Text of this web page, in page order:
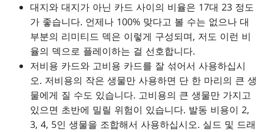
대지와 대지가 아닌 카드 사이의 비율은 17대 23 정도
가 좋습니다. 언제나 100% 맞다고 볼 수는 없으나 대
부분의 리미티드 덱은 이렇게 구성되며, 저도 이런 비
율의 덱으로 플레이하는 걸 선호합니다.
저비용 카드와 고비용 카드를 잘 섞어서 사용하십시
오. 저비용의 작은 생물만 사용하면 단 한 마리의 큰 생
물에게 질 수도 있습니다. 고비용의 큰 생물만 가지고
있으면 초반에 밀릴 위험이 있습니다. 발동 비용이 2,
3, 4, 5인 생물을 조합해서 사용하십시오. 실드 및 드래